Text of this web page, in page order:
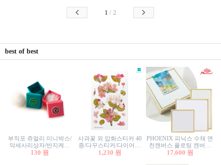
칼라색지/고급복사지
1 / 2
best of best
부직포 쥬얼리 미니박스/
악세사리상자/반지케이
스/반지상자/귀걸이상자/
130 원
사과꽃 외 압화스티커 40
종/다꾸스티커/다이어리
꾸미기/꽃스티커/자연물
1,230 원
PHOENIX 피닉스 수채 면
천캔버스 플로팅 캔버스
프레임세트 30x30cm/액자
17,600 원